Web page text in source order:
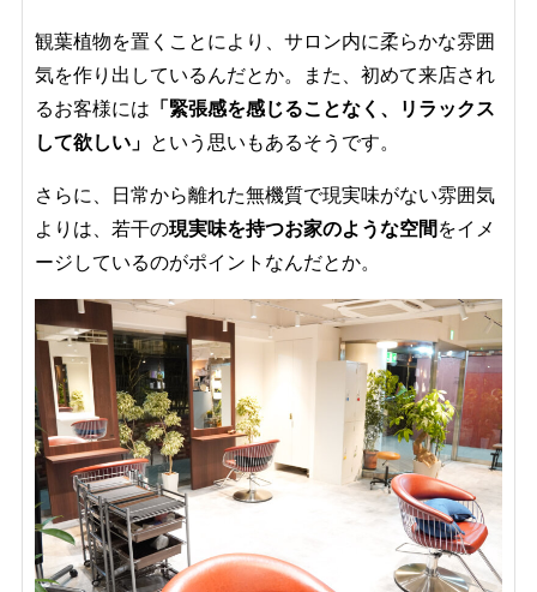
観葉植物を置くことにより、サロン内に柔らかな雰囲
気を作り出しているんだとか。また、初めて来店され
るお客様には 「緊張感を感じることなく、リラックス
して欲しい」 という思いもあるそうです。
さらに、日常から離れた無機質で現実味がない雰囲気
よりは、若干の現実味を持つお家のような空間 をイメ
ージしているのがポイントなんだとか。